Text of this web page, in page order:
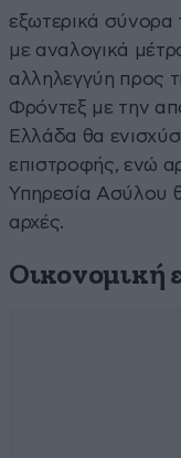
εξωτερικά σύνορα
με αναλογικά
αλληλεγγύη προς
Φρόντεξ με την
Ελλάδα θα
επιστροφής, ενώ
Υπηρεσία Ασύλου
αρχές.
Οικονομική